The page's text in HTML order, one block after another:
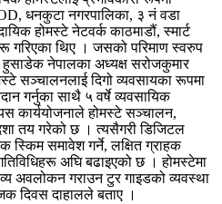
धनकुटा नगरपालिका, ३ नं वडा
होमस्टे नेटवर्क काठमाडौं, स्मार्ट
गरिएका थिए । जसको परिमाण स्वरुप
नेपालका अध्यक्ष सरोजकुमार
सञ्चालनलाई दिगो व्यवसायका रूपमा
गर्नुका साथै ५ वर्षे व्यवसायिक
कार्ययोजनाले होमस्टे सञ्चालन,
तय गरेको छ । त्यसैगरी डिजिटल
स्किम समावेश गर्ने, लक्षित ग्राहक
अघि बढाइएको छ । होमस्टेमा
अवलोकन गराउन टुर गाइडको व्यवस्था
दिवस दाहालले बताए ।